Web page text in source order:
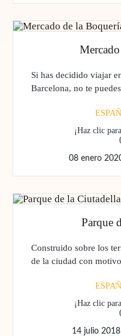
Si has decidido viajar
Barcelona, no te
¡Haz clic
08 enero
Parque
Construido sobre los
de la ciudad con
¡Haz clic
14 julio 2018